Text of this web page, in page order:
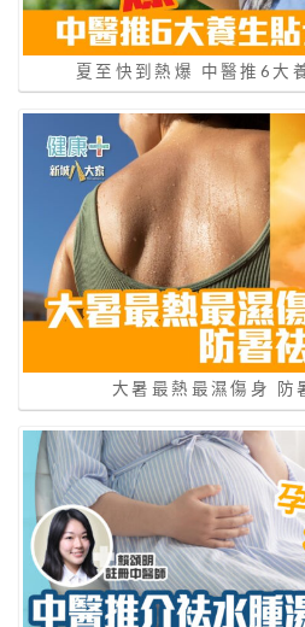
夏至快到熱爆 中醫推6大
大暑最熱最濕傷身 防